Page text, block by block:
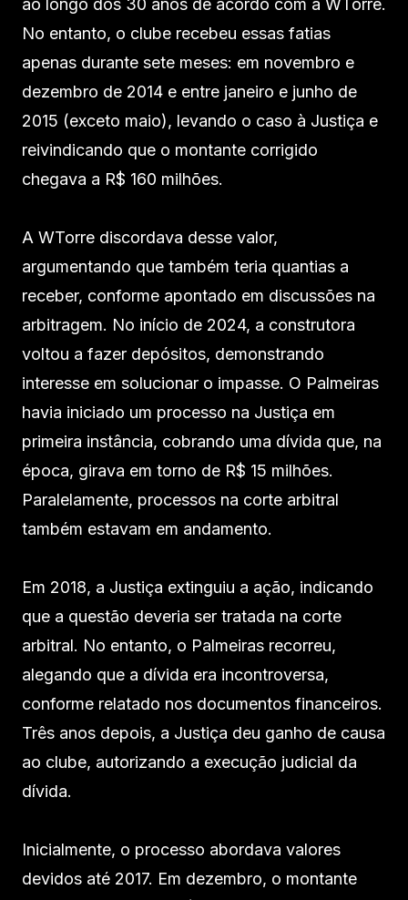
ao longo dos 30 anos de acordo com a WTorre.
No entanto, o clube recebeu essas fatias
apenas durante sete meses: em novembro e
dezembro de 2014 e entre janeiro e junho de
2015 (exceto maio), levando o caso à Justiça e
reivindicando que o montante corrigido
chegava a R$ 160 milhões.
A WTorre discordava desse valor,
argumentando que também teria quantias a
receber, conforme apontado em discussões na
arbitragem. No início de 2024, a construtora
voltou a fazer depósitos, demonstrando
interesse em solucionar o impasse. O Palmeiras
havia iniciado um processo na Justiça em
primeira instância, cobrando uma dívida que, na
época, girava em torno de R$ 15 milhões.
Paralelamente, processos na corte arbitral
também estavam em andamento.
Em 2018, a Justiça extinguiu a ação, indicando
que a questão deveria ser tratada na corte
arbitral. No entanto, o Palmeiras recorreu,
alegando que a dívida era incontroversa,
conforme relatado nos documentos financeiros.
Três anos depois, a Justiça deu ganho de causa
ao clube, autorizando a execução judicial da
dívida.
Inicialmente, o processo abordava valores
devidos até 2017. Em dezembro, o montante